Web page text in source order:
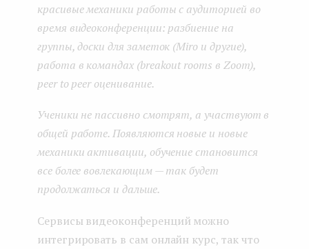
красивые механики работы с аудиторией во
время видеоконференции: разбиение на
группы, доски для заметок (Miro и другие),
работа в командах (breakout rooms в Zoom),
peer to peer оценивание.
Ученики не пассивно смотрят, а участвуют в
общей работе. Появляются новые и новые
механики активации, обучение становится
все более вовлекающим — так будет
продолжаться и дальше.
Сервисы видеоконференций можно
интегрировать в сам онлайн курс, так что